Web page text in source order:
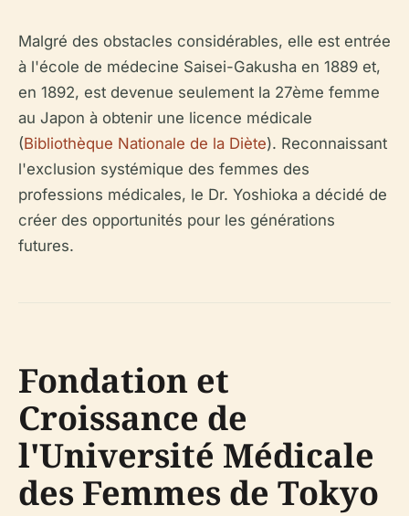
Malgré des obstacles considérables, elle est entrée
à l'école de médecine Saisei-Gakusha en 1889 et,
en 1892, est devenue seulement la 27ème femme
au Japon à obtenir une licence médicale
(Bibliothèque Nationale de la Diète). Reconnaissant
l'exclusion systémique des femmes des
professions médicales, le Dr. Yoshioka a décidé de
créer des opportunités pour les générations
futures.
Fondation et
Croissance de
l'Université Médicale
des Femmes de Tokyo